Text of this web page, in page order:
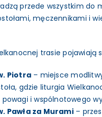
przede wszystkim do
męczennikami i
trasie pojawiają
Piotra– miejsce
gdzie liturgia
powagi i wspólnotowego
Pawła za Murami–